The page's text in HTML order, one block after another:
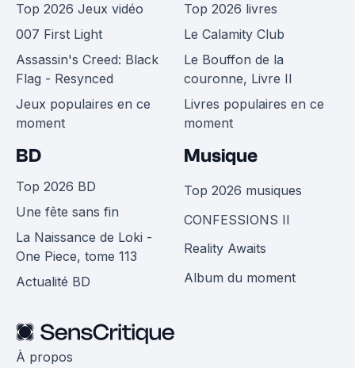
Top 2026 Jeux vidéo
007 First Light
Assassin's Creed: Black
Flag - Resynced
Jeux populaires en ce
moment
Top 2026 livres
Le Calamity Club
Le Bouffon de la
couronne, Livre II
Livres populaires en ce
moment
BD
Top 2026 BD
Une fête sans fin
La Naissance de Loki -
One Piece, tome 113
Actualité BD
Musique
Top 2026 musiques
CONFESSIONS II
Reality Awaits
Album du moment
À propos